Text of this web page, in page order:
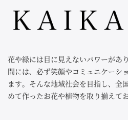
花や緑には目に見えないパワーがあ
間には、必ず笑顔やコミュニケーシ
ます。そんな地域社会を目指し、全
めて作ったお花や植物を取り揃えて